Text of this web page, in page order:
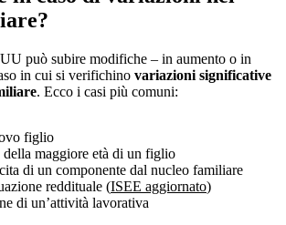
può subire modifiche – in aumento o in
in cui si verifichino variazioni significative
. Ecco i casi più comuni:
figlio
maggiore età di un figlio
di un componente dal nucleo familiare
reddituale (ISEE aggiornato)
di un’attività lavorativa